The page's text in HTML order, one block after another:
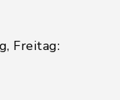
Freitag: